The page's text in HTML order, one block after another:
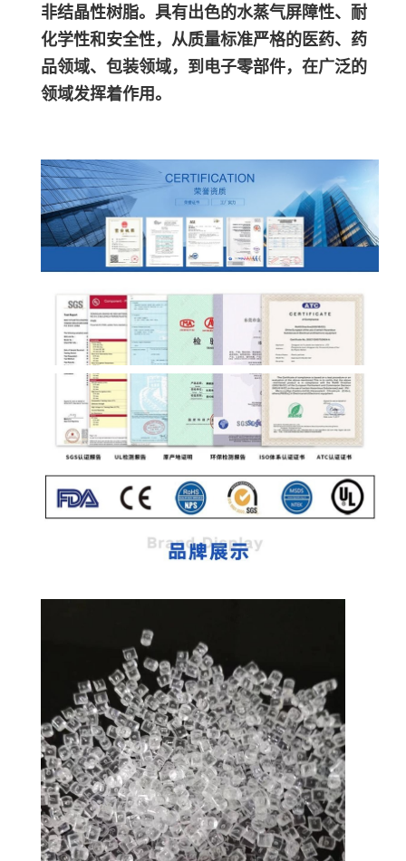
非结晶性树脂。具有出色的水蒸气屏障性、耐
化学性和安全性，从质量标准严格的医药、药
品领域、包装领域，到电子零部件，在广泛的
领域发挥着作用。